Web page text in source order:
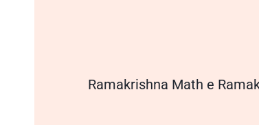
Ramakrishna Math e